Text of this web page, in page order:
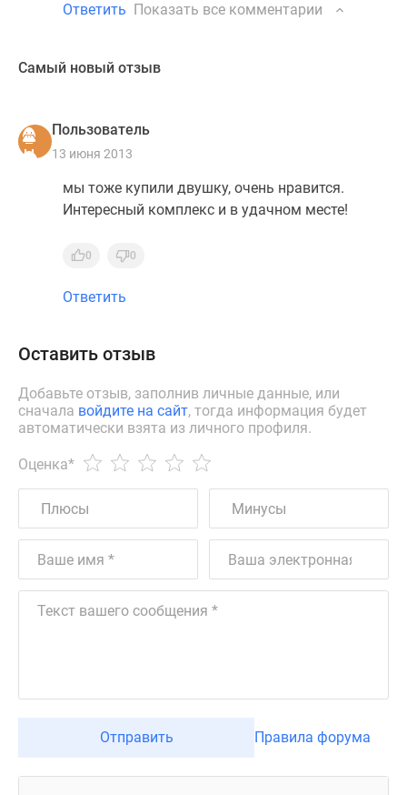
Ответить Показать все комментарии
Самый новый отзыв
Пользователь
13 июня 2013
мы тоже купили двушку, очень нравится.
Интересный комплекс и в удачном месте!
0 0
Ответить
Оставить отзыв
Добавьте отзыв, заполнив личные данные, или
сначала войдите на сайт, тогда информация будет
автоматически взята из личного профиля.
Оценка*
Отправить Правила форума